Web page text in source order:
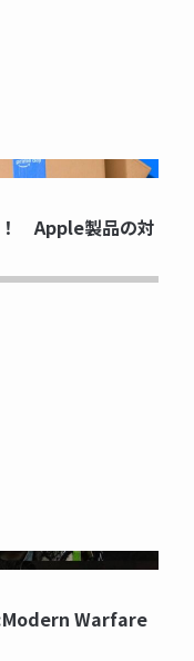
！ Apple製品の対
Warfare